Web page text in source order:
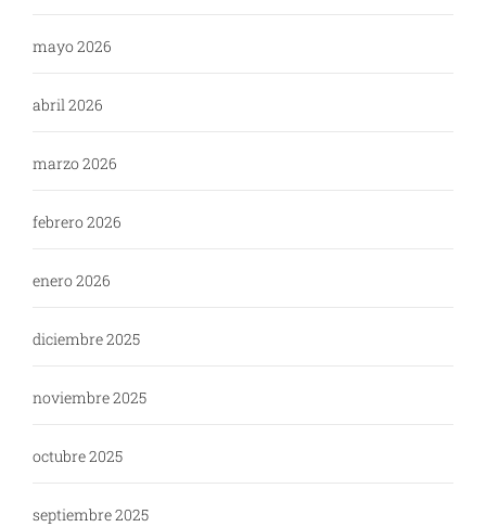
mayo 2026
abril 2026
marzo 2026
febrero 2026
enero 2026
diciembre 2025
noviembre 2025
octubre 2025
septiembre 2025